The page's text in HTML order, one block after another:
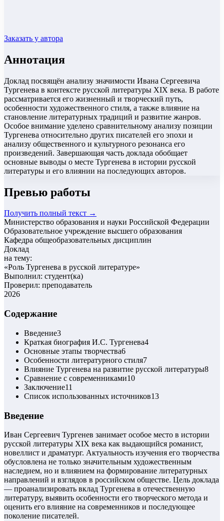
Заказать у автора
Аннотация
Доклад посвящён анализу значимости Ивана Сергеевича
Тургенева в контексте русской литературы XIX века. В работе
рассматривается его жизненный и творческий путь,
особенности художественного стиля, а также влияние на
становление литературных традиций и развитие жанров.
Особое внимание уделено сравнительному анализу позиции
Тургенева относительно других писателей его эпохи и
анализу общественного и культурного резонанса его
произведений. Завершающая часть доклада обобщает
основные выводы о месте Тургенева в истории русской
литературы и его влиянии на последующих авторов.
Превью работы
Получить полный текст →
Министерство образования и науки Российской Федерации
Образовательное учреждение высшего образования
Кафедра общеобразовательных дисциплин
Доклад
на тему:
«Роль Тургенева в русской литературе»
Выполнил: студент(ка)
Проверил: преподаватель
2026
Содержание
Введение3
Краткая биография И.С. Тургенева4
Основные этапы творчества6
Особенности литературного стиля7
Влияние Тургенева на развитие русской литературы8
Сравнение с современниками10
Заключение11
Список использованных источников13
Введение
Иван Сергеевич Тургенев занимает особое место в истории
русской литературы XIX века как выдающийся романист,
новеллист и драматург. Актуальность изучения его творчества
обусловлена не только значительным художественным
наследием, но и влиянием на формирование литературных
направлений и взглядов в российском обществе. Цель доклада
— проанализировать вклад Тургенева в отечественную
литературу, выявить особенности его творческого метода и
оценить его влияние на современников и последующее
поколение писателей.